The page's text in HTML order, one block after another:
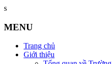
s
MENU
Trang chủ
Giới thiệu